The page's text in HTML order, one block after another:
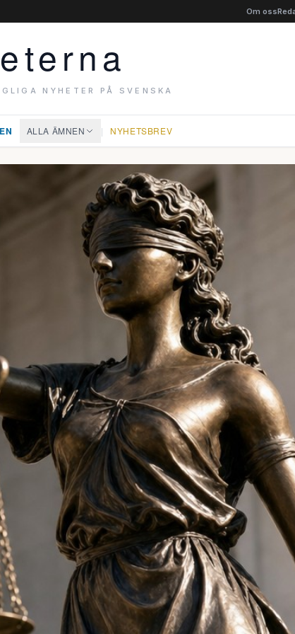
Om oss
NYHETER PÅ SVENSKA
ALLA ÄMNEN | NYHETSBREV